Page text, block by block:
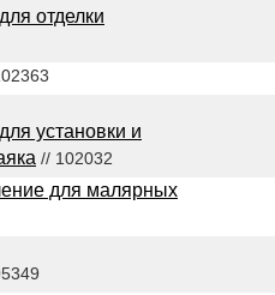
отделки
установки и
// 102032
для малярных